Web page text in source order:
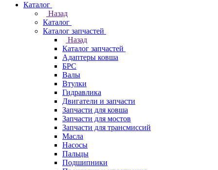
Каталог
Назад
Каталог
Каталог запчастей
Назад
Каталог запчастей
Адаптеры ковша
БРС
Валы
Втулки
Гидравлика
Двигатели и запчасти
Запчасти для ковша
Запчасти для мостов
Запчасти для трансмиссий
Масла
Насосы
Пальцы
Подшипники